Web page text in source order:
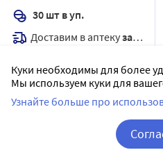
30 шт в уп.
Доставим в аптекузавтра
Цена: 394.39 2
386.50₽
Куки необходимы для более
Мы используем куки для
Узнайте больше про